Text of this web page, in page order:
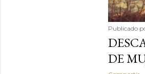
Publicado
DE